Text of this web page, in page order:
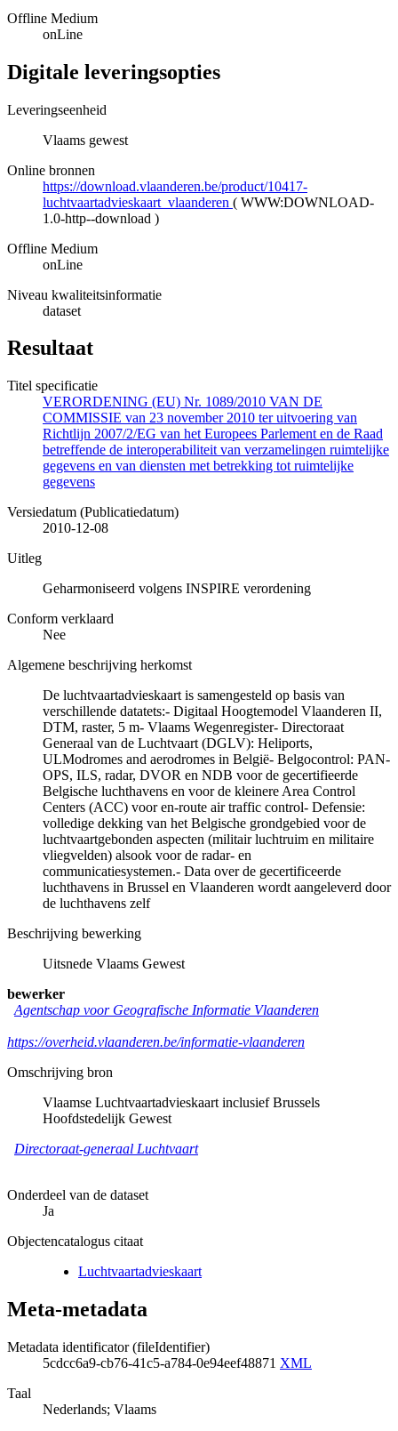
Offline Medium
onLine
Digitale leveringsopties
Leveringseenheid
Vlaams gewest
Online bronnen
https://download.vlaanderen.be/product/10417-
luchtvaartadvieskaart_vlaanderen ( WWW:DOWNLOAD-
1.0-http--download )
Offline Medium
onLine
Niveau kwaliteitsinformatie
dataset
Resultaat
Titel specificatie
VERORDENING (EU) Nr. 1089/2010 VAN DE
COMMISSIE van 23 november 2010 ter uitvoering van
Richtlijn 2007/2/EG van het Europees Parlement en de Raad
betreffende de interoperabiliteit van verzamelingen ruimtelijke
gegevens en van diensten met betrekking tot ruimtelijke
gegevens
Versiedatum (Publicatiedatum)
2010-12-08
Uitleg
Geharmoniseerd volgens INSPIRE verordening
Conform verklaard
Nee
Algemene beschrijving herkomst
De luchtvaartadvieskaart is samengesteld op basis van
verschillende datatets:- Digitaal Hoogtemodel Vlaanderen II,
DTM, raster, 5 m- Vlaams Wegenregister- Directoraat
Generaal van de Luchtvaart (DGLV): Heliports,
ULModromes and aerodromes in België- Belgocontrol: PAN-
OPS, ILS, radar, DVOR en NDB voor de gecertifieerde
Belgische luchthavens en voor de kleinere Area Control
Centers (ACC) voor en-route air traffic control- Defensie:
volledige dekking van het Belgische grondgebied voor de
luchtvaartgebonden aspecten (militair luchtruim en militaire
vliegvelden) alsook voor de radar- en
communicatiesystemen.- Data over de gecertificeerde
luchthavens in Brussel en Vlaanderen wordt aangeleverd door
de luchthavens zelf
Beschrijving bewerking
Uitsnede Vlaams Gewest
bewerker
Agentschap voor Geografische Informatie Vlaanderen
https://overheid.vlaanderen.be/informatie-vlaanderen
Omschrijving bron
Vlaamse Luchtvaartadvieskaart inclusief Brussels
Hoofdstedelijk Gewest
Directoraat-generaal Luchtvaart
Onderdeel van de dataset
Ja
Objectencatalogus citaat
Luchtvaartadvieskaart
Meta-metadata
Metadata identificator (fileIdentifier)
5cdcc6a9-cb76-41c5-a784-0e94eef48871 XML
Taal
Nederlands; Vlaams